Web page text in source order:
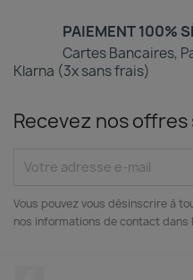
PAIEMENT 100%
Cartes Bancaires,
Klarna (3x sans frais)
Recevez nos
Vous pouvez vous désinscrire à
nos informations de contact